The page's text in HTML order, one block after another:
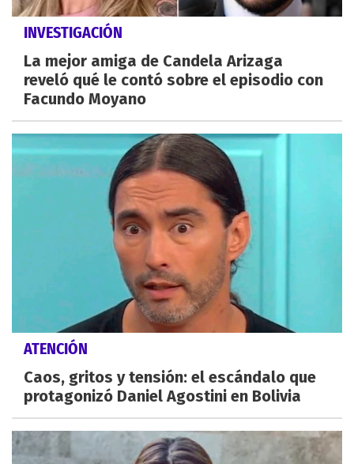
INVESTIGACIÓN
La mejor amiga de Candela Arizaga
reveló qué le contó sobre el episodio con
Facundo Moyano
ATENCIÓN
Caos, gritos y tensión: el escándalo que
protagonizó Daniel Agostini en Bolivia